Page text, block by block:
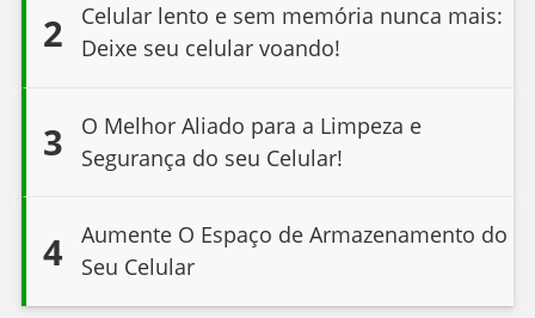
2
Celular lento e sem memória nunca mais:
Deixe seu celular voando!
3
O Melhor Aliado para a Limpeza e
Segurança do seu Celular!
4
Aumente O Espaço de Armazenamento do
Seu Celular